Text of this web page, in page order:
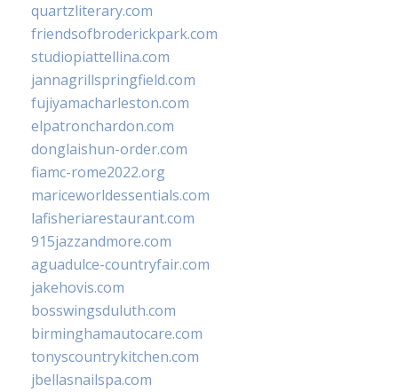
quartzliterary.com
friendsofbroderickpark.com
studiopiattellina.com
jannagrillspringfield.com
fujiyamacharleston.com
elpatronchardon.com
donglaishun-order.com
fiamc-rome2022.org
mariceworldessentials.com
lafisheriarestaurant.com
915jazzandmore.com
aguadulce-countryfair.com
jakehovis.com
bosswingsduluth.com
birminghamautocare.com
tonyscountrykitchen.com
jbellasnailspa.com